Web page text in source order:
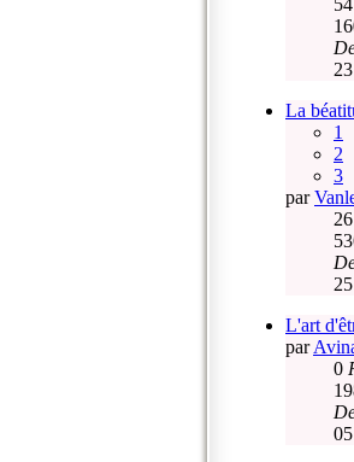
La
1
2
3
par
26
L'art
par
0